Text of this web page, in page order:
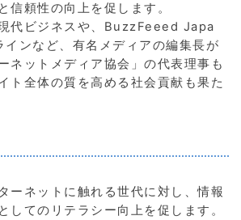
信頼性の向上を促します。
代ビジネスや、BuzzFeeed Japa
インなど、有名メディアの編集長が
ネットメディア協会」の代表理事も
ト全体の質を高める社会貢献も果た
ーネットに触れる世代に対し、情報
してのリテラシー向上を促します。